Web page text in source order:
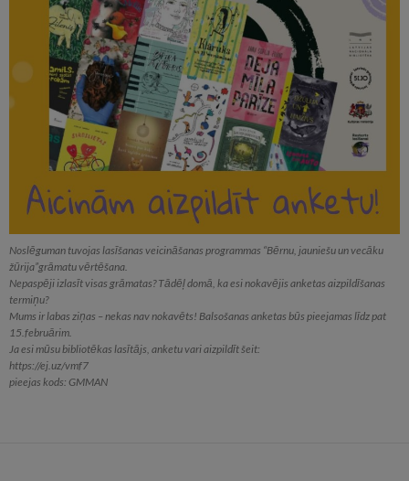
Noslēguman tuvojas lasīšanas veicināšanas programmas “Bērnu, jauniešu un vecāku
žūrija”grāmatu vērtēšana.
Nepaspēji izlasīt visas grāmatas? Tādēļ domā, ka esi nokavējis anketas aizpildīšanas
termiņu?
Mums ir labas ziņas – nekas nav nokavēts! Balsošanas anketas būs pieejamas līdz pat
15.februārim.
Ja esi mūsu bibliotēkas lasītājs, anketu vari aizpildīt šeit:
https://ej.uz/vmf7
pieejas kods: GMMAN